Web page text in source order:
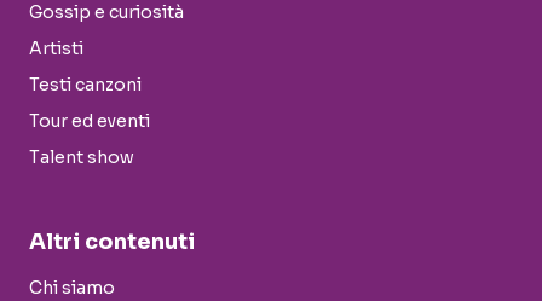
Gossip e curiosità
Artisti
Testi canzoni
Tour ed eventi
Talent show
Altri contenuti
Chi siamo